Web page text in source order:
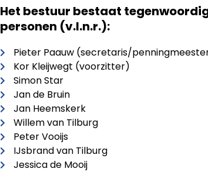
Het bestuur bestaat
personen (v.l.n.r.):
Pieter Paauw (secretaris/
Kor Kleijwegt (voorzitter)
Simon Star
Jan de Bruin
Jan Heemskerk
Willem van Tilburg
Peter Vooijs
IJsbrand van Tilburg
Jessica de Mooij